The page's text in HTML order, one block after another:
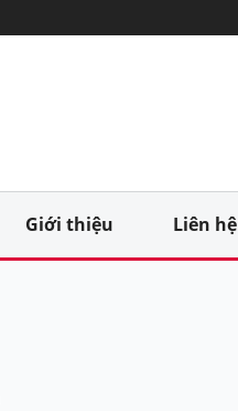
Giới thiệu Liên hệ